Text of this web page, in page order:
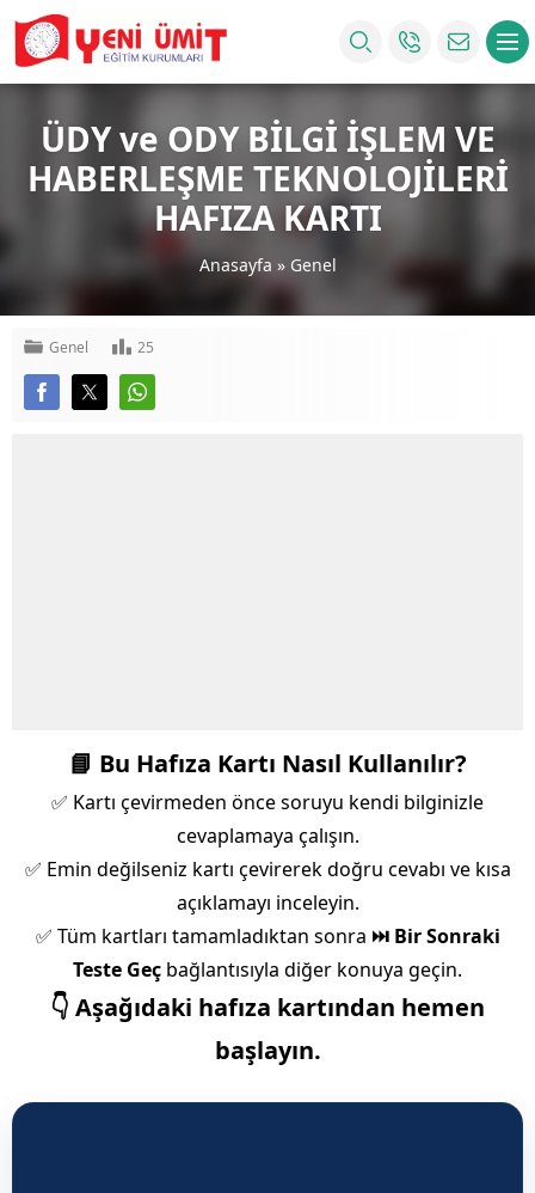
ÜDY ve ODY BİLGİ İŞLEM VE
HABERLEŞME TEKNOLOJİLERİ
HAFIZA KARTI
Anasayfa » Genel
Genel 25
📘 Bu Hafıza Kartı Nasıl Kullanılır?
✅ Kartı çevirmeden önce soruyu kendi bilginizle
cevaplamaya çalışın.
✅ Emin değilseniz kartı çevirerek doğru cevabı ve kısa
açıklamayı inceleyin.
✅ Tüm kartları tamamladıktan sonra ⏭️ Bir Sonraki
Teste Geç bağlantısıyla diğer konuya geçin.
👇 Aşağıdaki hafıza kartından hemen
başlayın.